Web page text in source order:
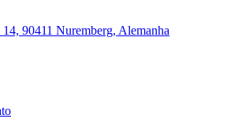
90411 Nuremberg, Alemanha